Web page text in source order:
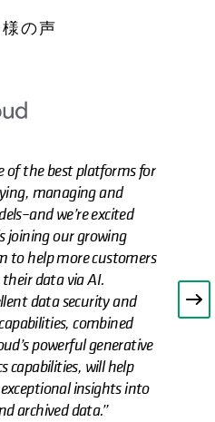
の声
of the best platforms for
managing and
we’re excited
joining our growing
to help more customers
data via AI.
data security and
combined
powerful generative
capabilities, will help
insights into
archived data.”